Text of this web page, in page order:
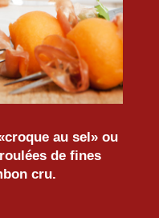
au sel» ou
de fines
cru.